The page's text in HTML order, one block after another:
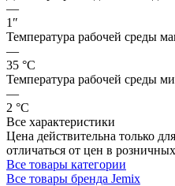
—
1″
Температура рабочей среды
—
35 °С
Температура рабочей среды
—
2 °С
Все характеристики
Цена действительна только
отличаться от цен в
Все товары категории
Все товары бренда Jemix